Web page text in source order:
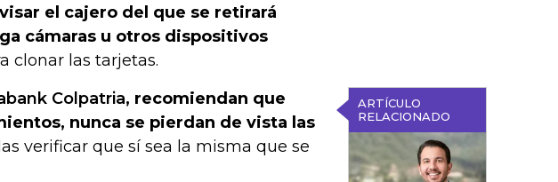
el cajero del que se retirará
cámaras u otros dispositivos
clonar las tarjetas.
ARTÍCULO
RELACIONADO
Colpatria, recomiendan que
nunca se pierdan de vista las
verificar que sí sea la misma que se